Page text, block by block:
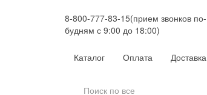
8-800-777-83-15(прием звонков по-
будням с 9:00 до 18:00)
Каталог
Оплата Доставка